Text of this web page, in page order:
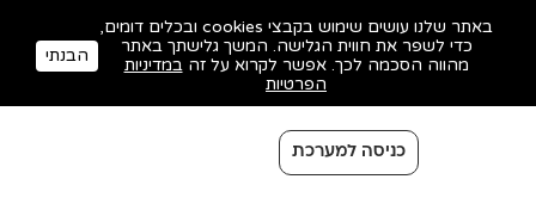
כניסה למערכת
באתר שלנו עושים שימוש בקבצי cookies ובכלים דומים,
כדי לשפר את חווית הגלישה. המשך גלישתך באתר
מהווה הסכמה לכך. אפשר לקרוא על זהבמדיניות
הפרטיות
הבנתי